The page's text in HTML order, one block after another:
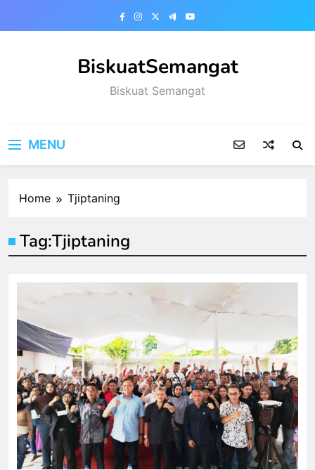
BiskuatSemangat
Biskuat Semangat
MENU
Home Tjiptaning
Tag:Tjiptaning